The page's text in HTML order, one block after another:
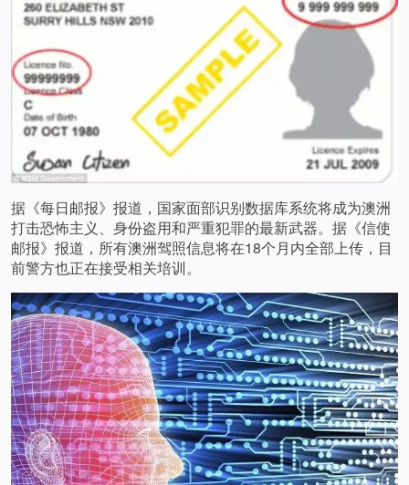
据《每日邮报》报道，国家面部识别数据库系统将成为澳洲
打击恐怖主义、身份盗用和严重犯罪的最新武器。据《信使
邮报》报道，所有澳洲驾照信息将在18个月内全部上传，目
前警方也正在接受相关培训。